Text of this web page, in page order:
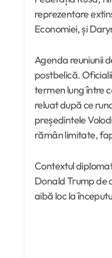
reprezentare
Economiei, și
Agenda reuniunii
postbelică.
termen lung între
reluat după ce
președintele
rămân limitate,
Contextul
Donald Trump de
aibă loc la